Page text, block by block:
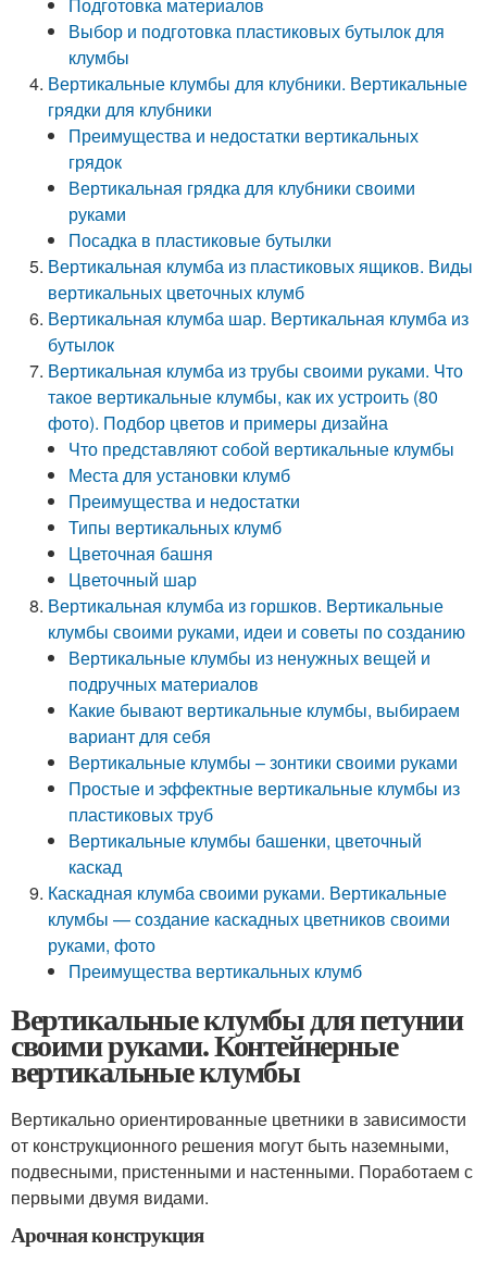
Выбор и подготовка пластиковых бутылок для
клумбы
Вертикальные клумбы для клубники. Вертикальные
грядки для клубники
Преимущества и недостатки вертикальных
грядок
Вертикальная грядка для клубники своими
руками
Посадка в пластиковые бутылки
Вертикальная клумба из пластиковых ящиков. Виды
вертикальных цветочных клумб
Вертикальная клумба шар. Вертикальная клумба из
бутылок
Вертикальная клумба из трубы своими руками. Что
такое вертикальные клумбы, как их устроить (80
фото). Подбор цветов и примеры дизайна
Что представляют собой вертикальные клумбы
Места для установки клумб
Преимущества и недостатки
Типы вертикальных клумб
Цветочная башня
Цветочный шар
Вертикальная клумба из горшков. Вертикальные
клумбы своими руками, идеи и советы по созданию
Вертикальные клумбы из ненужных вещей и
подручных материалов
Какие бывают вертикальные клумбы, выбираем
вариант для себя
Вертикальные клумбы – зонтики своими руками
Простые и эффектные вертикальные клумбы из
пластиковых труб
Вертикальные клумбы башенки, цветочный
каскад
Каскадная клумба своими руками. Вертикальные
клумбы — создание каскадных цветников своими
руками, фото
Преимущества вертикальных клумб
Вертикальные клумбы для петунии
своими руками. Контейнерные
вертикальные клумбы
Вертикально ориентированные цветники в зависимости
от конструкционного решения могут быть наземными,
подвесными, пристенными и настенными. Поработаем с
первыми двумя видами.
Арочная конструкция